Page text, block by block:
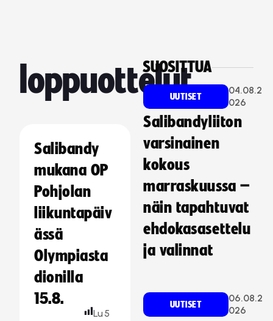
loppuottelut
Salibandy
mukana OP
Pohjolan
liikuntapäiv
ässä
Olympiasta
dionilla
15.8.
Lu 5
SUOSITTUA
UUTISET
04.08.2
026
Salibandyliiton
varsinainen
kokous
marraskuussa –
näin tapahtuvat
ehdokasasettelu
ja valinnat
UUTISET
06.08.2
026